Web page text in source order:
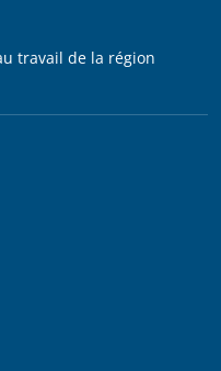
travail de la région